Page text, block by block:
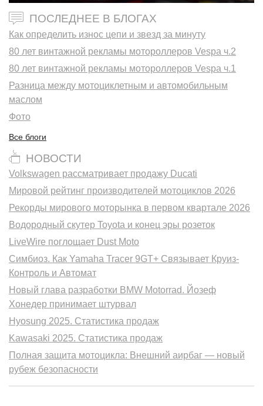
ПОСЛЕДНЕЕ В БЛОГАХ
Как определить износ цепи и звезд за минуту
80 лет винтажной рекламы мотороллеров Vespa ч.2
80 лет винтажной рекламы мотороллеров Vespa ч.1
Разница между мотоциклетным и автомобильным
маслом
Фото
Все блоги
НОВОСТИ
Volkswagen рассматривает продажу Ducati
Мировой рейтинг производителей мотоциклов 2026
Рекорды мирового моторынка в первом квартале 2026
Водородный скутер Toyota и конец эры розеток
LiveWire поглощает Dust Moto
Симбиоз. Как Yamaha Tracer 9GT+ Связывает Круиз-
Контроль и Автомат
Новый глава разработки BMW Motorrad. Йозеф
Хонедер принимает штурвал
Hyosung 2025. Статистика продаж
Kawasaki 2025. Статистика продаж
Полная защита мотоцикла: Внешний аирбаг — новый
рубеж безопасности